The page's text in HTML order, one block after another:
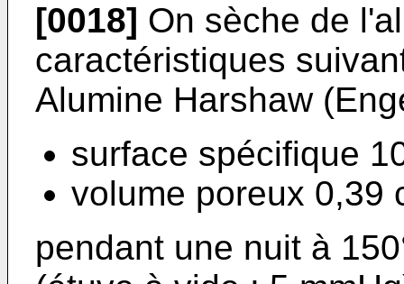
[0018] On sèche de
caractéristiques
Alumine Harshaw
surface spécifique
volume poreux 0,39
pendant une nuit à